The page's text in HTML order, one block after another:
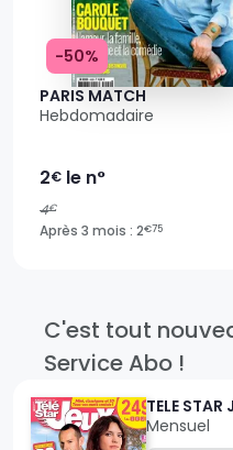
PARIS MATCH
Hebdomadaire
2€ le n°
-50%
4€
Après 3 mois : 2€75
C'est tout
Service Abo !
TELE STAR
Mensuel